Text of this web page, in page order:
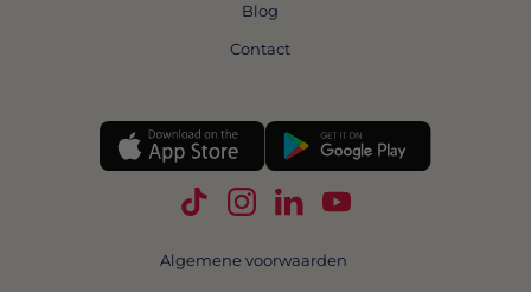
Blog
Contact
Volg Swipe4Work op TikTok
Volg Swipe4Work op
Volg Swipe4Work op
Volg Swipe4Work
Algemene voorwaarden